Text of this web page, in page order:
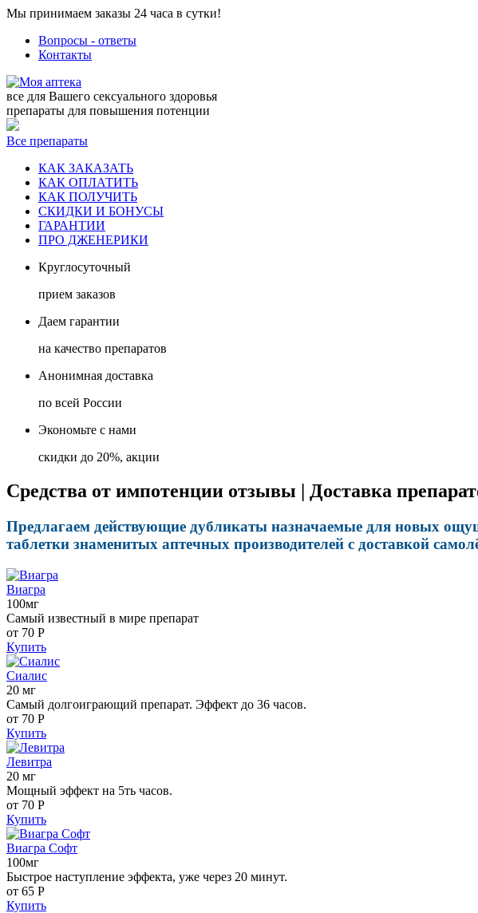
Мы принимаем заказы 24 часа в сутки!
Вопросы - ответы
Контакты
все для Вашего сексуального здоровья
препараты для повышения потенции
Все препараты
КАК ЗАКАЗАТЬ
КАК ОПЛАТИТЬ
КАК ПОЛУЧИТЬ
СКИДКИ И БОНУСЫ
ГАРАНТИИ
ПРО ДЖЕНЕРИКИ
Круглосуточный
прием заказов
Даем гарантии
на качество препаратов
Анонимная доставка
по всей России
Экономьте с нами
скидки до 20%, акции
Средства от импотенции отзывы | Доставка
Предлагаем действующие дубликаты назначаемые для новых
таблетки знаменитых аптечных производителей с доставкой
Виагра
100мг
Самый известный в мире препарат
от 70 Р
Купить
Сиалис
20 мг
Самый долгоиграющий препарат. Эффект до 36 часов.
от 70 Р
Купить
Левитра
20 мг
Мощный эффект на 5ть часов.
от 70 Р
Купить
Виагра Софт
100мг
Быстрое наступление эффекта, уже через 20 минут.
от 65 Р
Купить